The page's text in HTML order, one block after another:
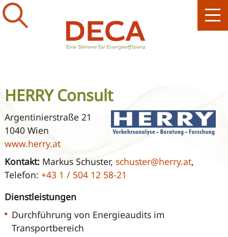
HERRY Consult
Argentinierstraße 21
1040 Wien
www.herry.at
Kontakt:Markus Schuster, schuster@herry.at,
Telefon: +43 1 / 504 12 58-21
Dienstleistungen
Durchführung von Energieaudits im
Transportbereich